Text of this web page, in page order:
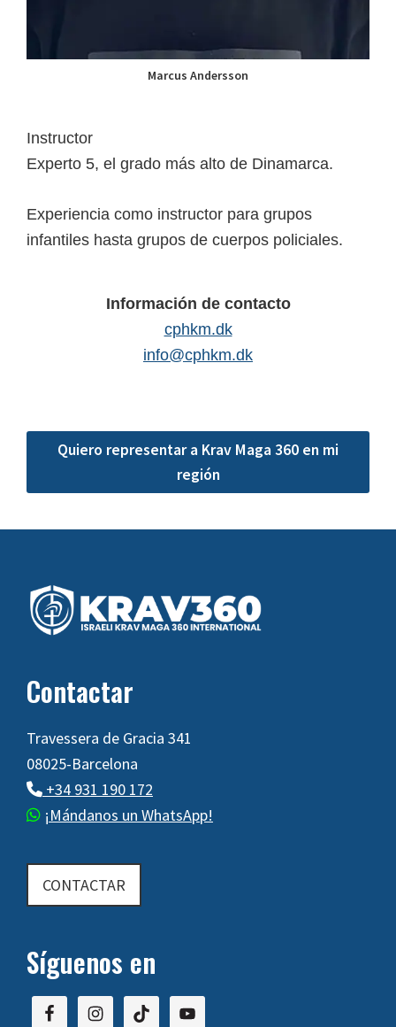
Marcus Andersson
Instructor
Experto 5, el grado más alto de Dinamarca.
Experiencia como instructor para grupos
infantiles hasta grupos de cuerpos policiales.
Información de contacto
cphkm.dk
info@cphkm.dk
Quiero representar a Krav Maga 360 en mi
región
Footer
Contactar
Travessera de Gracia 341
08025-Barcelona
+34 931 190 172
¡Mándanos un WhatsApp!
CONTACTAR
Síguenos en